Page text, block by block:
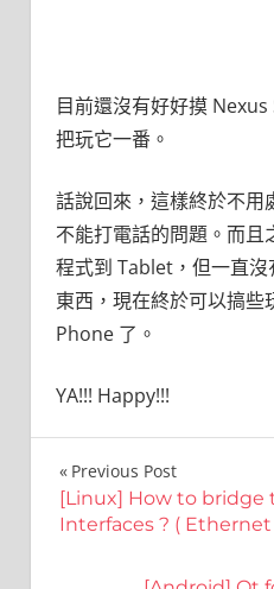
目前還沒有好好摸
把玩它一番。
話說回來，這樣終於不
不能打電話的問題。而
程式到 Tablet，但一直
東西，現在終於可以搞
Phone 了。
YA!!! Happy!!!
文
章
Previous Post
[Linux] How to
Interfaces ? (